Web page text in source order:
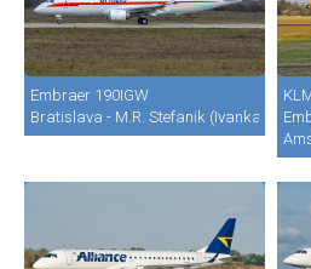
Embraer 190IGW
Bratislava - M.R. Stefanik (Ivanka) (BTS